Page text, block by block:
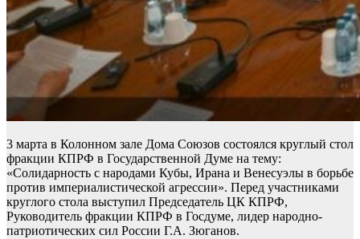
3 марта в Колонном зале Дома Союзов состоялся круглый стол
фракции КПРФ в Государственной Думе на тему:
«Солидарность с народами Кубы, Ирана и Венесуэлы в борьбе
против империалистической агрессии». Перед участниками
круглого стола выступил Председатель ЦК КПРФ,
Руководитель фракции КПРФ в Госдуме, лидер народно-
патриотических сил России Г.А. Зюганов.